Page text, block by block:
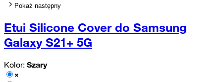
Pokaż następny
Etui Silicone Cover do Samsung
Galaxy S21+ 5G
Kolor: Szary